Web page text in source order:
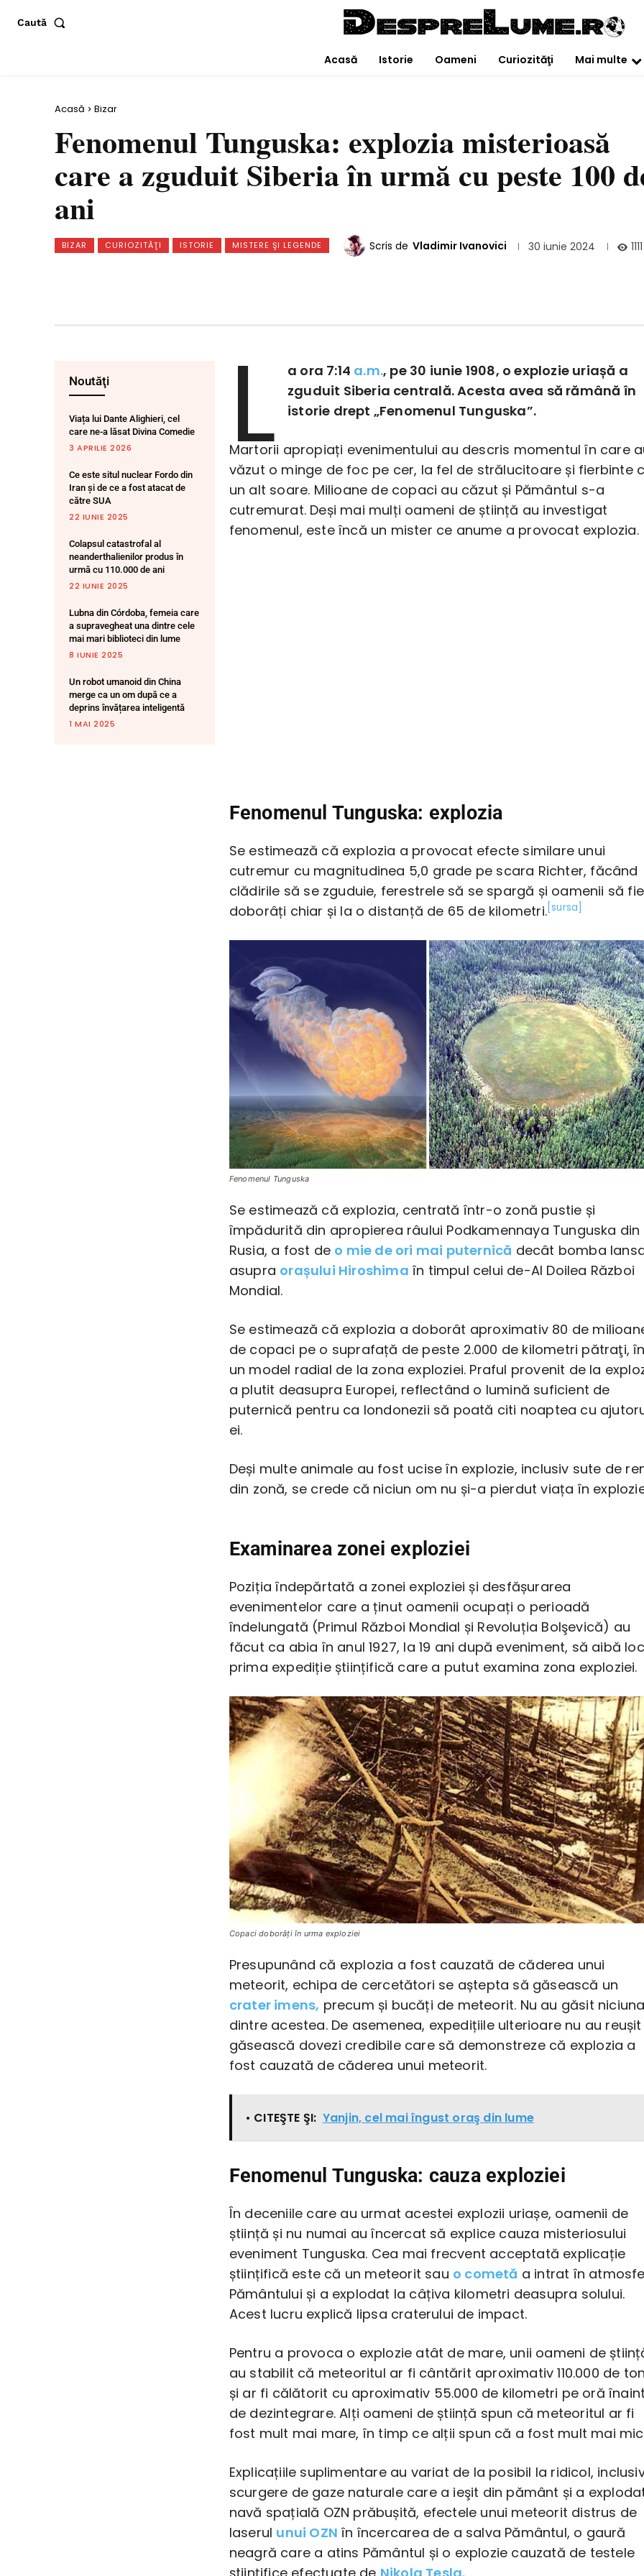
Caută
Acasă Istorie Oameni Curiozităţi Mai multe
Acasă Bizar
Fenomenul Tunguska: explozia misterioasă
care a zguduit Siberia în urmă cu peste 100
ani
BIZAR CURIOZITĂŢI ISTORIE MISTERE ŞI LEGENDE Scris de Vladimir Ivanovici 30 iunie 2024 1111
Noutăţi
Viața lui Dante Alighieri, cel
care ne-a lăsat Divina Comedie
3 APRILIE 2026
Ce este situl nuclear Fordo din
Iran și de ce a fost atacat de
către SUA
22 IUNIE 2025
Colapsul catastrofal al
neanderthalienilor produs în
urmă cu 110.000 de ani
22 IUNIE 2025
Lubna din Córdoba, femeia care
a supravegheat una dintre cele
mai mari biblioteci din lume
8 IUNIE 2025
Un robot umanoid din China
merge ca un om după ce a
deprins învățarea inteligentă
1 MAI 2025
L a ora 7:14 a.m., pe 30 iunie 1908, o explozie uriașă a
zguduit Siberia centrală. Acesta avea să rămână în
istorie drept „Fenomenul Tunguska”.
Martorii apropiați evenimentului au descris momentul în care
văzut o minge de foc pe cer, la fel de strălucitoare și fierbinte
un alt soare. Milioane de copaci au căzut și Pământul s-a
cutremurat. Deși mai mulți oameni de știință au investigat
fenomenul, este încă un mister ce anume a provocat explozia.
Fenomenul Tunguska: explozia
Se estimează că explozia a provocat efecte similare unui
cutremur cu magnitudinea 5,0 grade pe scara Richter, făcând
clădirile să se zguduie, ferestrele să se spargă și oamenii să fie
doborâți chiar și la o distanță de 65 de kilometri. [sursa]
Fenomenul Tunguska
Se estimează că explozia, centrată într-o zonă pustie și
împădurită din apropierea râului Podkamennaya Tunguska din
Rusia, a fost de o mie de ori mai puternică decât bomba
asupra orașului Hiroshima în timpul celui de-Al Doilea Război
Mondial.
Se estimează că explozia a doborât aproximativ 80 de
de copaci pe o suprafață de peste 2.000 de kilometri pătraţi,
un model radial de la zona exploziei. Praful provenit de la
a plutit deasupra Europei, reflectând o lumină suficient de
puternică pentru ca londonezii să poată citi noaptea cu
ei.
Deși multe animale au fost ucise în explozie, inclusiv sute de
din zonă, se crede că niciun om nu și-a pierdut viața în
Examinarea zonei exploziei
Poziția îndepărtată a zonei exploziei și desfășurarea
evenimentelor care a ținut oamenii ocupați o perioadă
îndelungată (Primul Război Mondial și Revoluția Bolşevică) au
făcut ca abia în anul 1927, la 19 ani după eveniment, să aibă loc
prima expediție științifică care a putut examina zona exploziei.
Copaci doborâţi în urma exploziei
Presupunând că explozia a fost cauzată de căderea unui
meteorit, echipa de cercetători se aștepta să găsească un
crater imens, precum și bucăți de meteorit. Nu au găsit
dintre acestea. De asemenea, expedițiile ulterioare nu au
găsească dovezi credibile care să demonstreze că explozia a
fost cauzată de căderea unui meteorit.
• CITEŞTE ŞI: Yanjin, cel mai îngust oraş din lume
Fenomenul Tunguska: cauza exploziei
În deceniile care au urmat acestei explozii uriașe, oamenii de
știință și nu numai au încercat să explice cauza misteriosului
eveniment Tunguska. Cea mai frecvent acceptată explicație
științifică este că un meteorit sau o cometă a intrat în
Pământului și a explodat la câțiva kilometri deasupra solului.
Acest lucru explică lipsa craterului de impact.
Pentru a provoca o explozie atât de mare, unii oameni de
au stabilit că meteoritul ar fi cântărit aproximativ 110.000 de
și ar fi călătorit cu aproximativ 55.000 de kilometri pe oră
de dezintegrare. Alți oameni de știință spun că meteoritul ar fi
fost mult mai mare, în timp ce alții spun că a fost mult mai
Explicațiile suplimentare au variat de la posibil la ridicol,
scurgere de gaze naturale care a ieşit din pământ și a
navă spațială OZN prăbușită, efectele unui meteorit distrus de
laserul unui OZN în încercarea de a salva Pământul, o gaură
neagră care a atins Pământul și o explozie cauzată de testele